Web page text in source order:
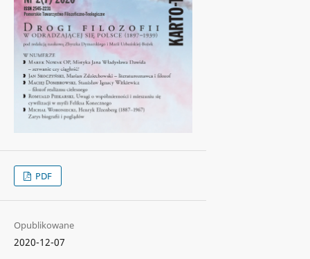
PDF
Opublikowane
2020-12-07